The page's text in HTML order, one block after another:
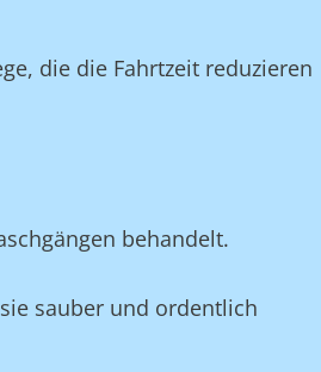
die die Fahrtzeit reduzieren
behandelt.
sauber und ordentlich